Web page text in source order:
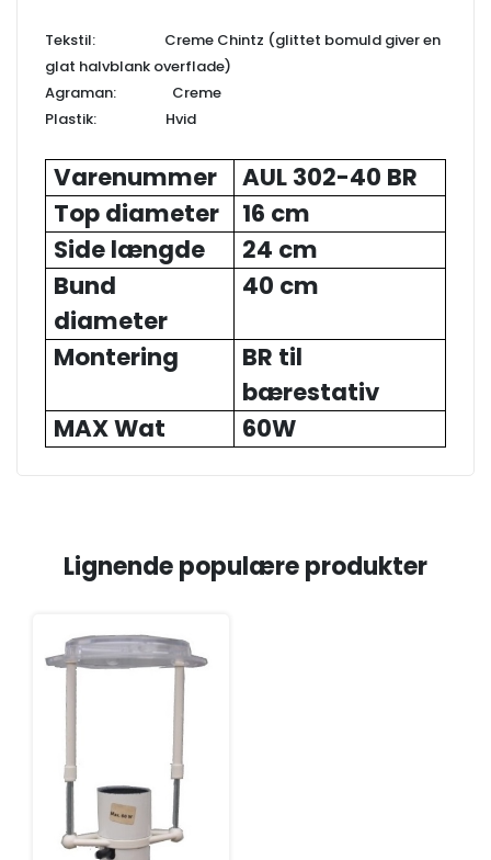
Tekstil: Creme Chintz (glittet bomuld giver en
glat halvblank overflade)
Agraman: Creme
Plastik: Hvid
Varenummer
AUL 302-40 BR
Top diameter
16 cm
Side længde
24 cm
Bund
diameter
40 cm
Montering
BR til
bærestativ
MAX Wat
60W
Lignende populære produkter